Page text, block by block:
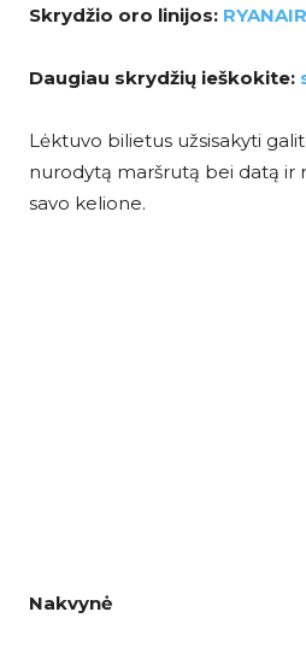
Skrydžio oro linijos: RYANAIR
Daugiau skrydžių ieškokite:
Lėktuvo bilietus užsisakyti
nurodytą maršrutą bei datą ir
savo kelione.
Nakvynė